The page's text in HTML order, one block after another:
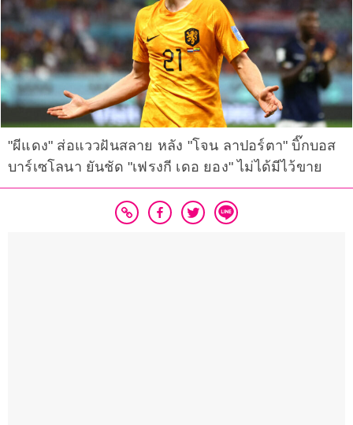
"ผีแดง" ส่อแววฝันสลาย หลัง "โจน ลาปอร์ตา" บิ๊กบอส
บาร์เซโลนา ยันชัด "เฟรงกี เดอ ยอง" ไม่ได้มีไว้ขาย